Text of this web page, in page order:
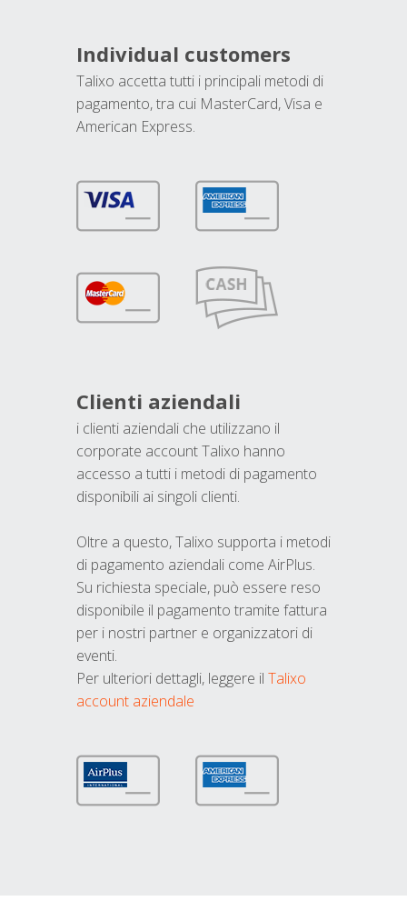
Individual customers
Talixo accetta tutti i principali metodi di
pagamento, tra cui MasterCard, Visa e
American Express.
Clienti aziendali
i clienti aziendali che utilizzano il
corporate account Talixo hanno
accesso a tutti i metodi di pagamento
disponibili ai singoli clienti.
Oltre a questo, Talixo supporta i metodi
di pagamento aziendali come AirPlus.
Su richiesta speciale, può essere reso
disponibile il pagamento tramite fattura
per i nostri partner e organizzatori di
eventi.
Per ulteriori dettagli, leggere il Talixo
account aziendale